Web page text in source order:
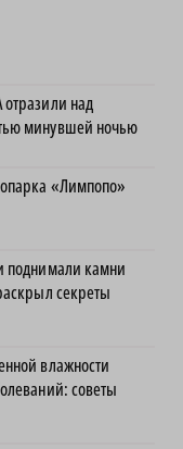
над
минувшей ночью
«Лимпопо»
поднимали камни
секреты
влажности
советы